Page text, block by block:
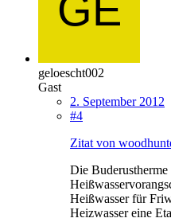
geloescht002
Gast
2. September 2012
#4
Zitat von
Die Buderustherme
Heißwasser für
Heizwasser eine